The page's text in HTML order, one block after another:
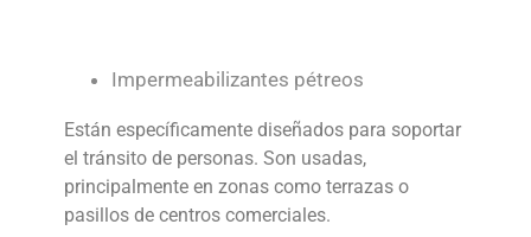
Impermeabilizantes pétreos
Están específicamente diseñados para soportar
el tránsito de personas. Son usadas,
principalmente en zonas como terrazas o
pasillos de centros comerciales.